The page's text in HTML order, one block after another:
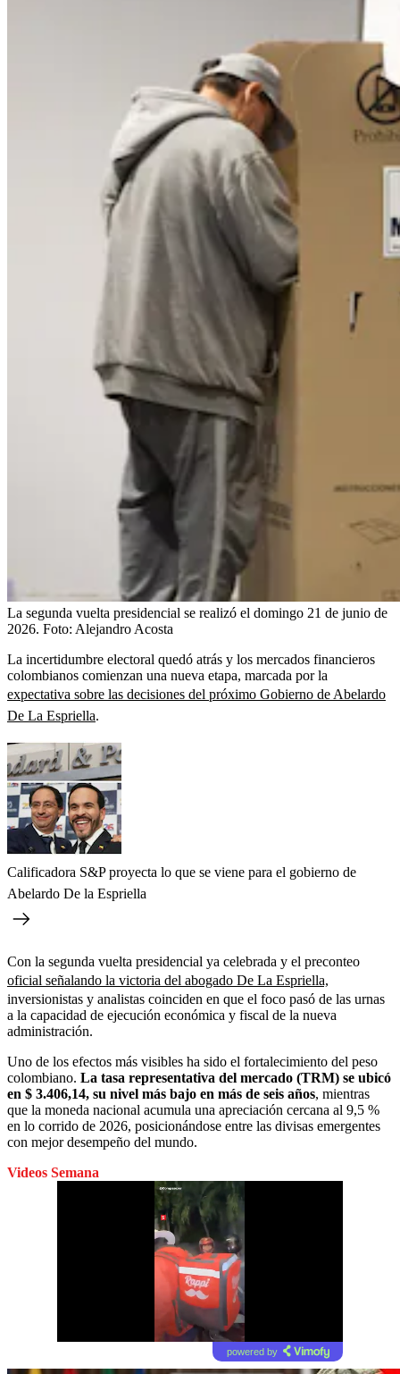
La segunda vuelta presidencial se realizó el domingo 21 de junio de
2026. Foto: Alejandro Acosta
La incertidumbre electoral quedó atrás y los mercados financieros
colombianos comienzan una nueva etapa, marcada por la
expectativa sobre las decisiones del próximo Gobierno de Abelardo
De La Espriella.
Calificadora S&P proyecta lo que se viene para el gobierno de
Abelardo De la Espriella
Con la segunda vuelta presidencial ya celebrada y el preconteo
oficial señalando la victoria del abogado De La Espriella,
inversionistas y analistas coinciden en que el foco pasó de las urnas
a la capacidad de ejecución económica y fiscal de la nueva
administración.
Uno de los efectos más visibles ha sido el fortalecimiento del peso
colombiano. La tasa representativa del mercado (TRM) se ubicó
en $ 3.406,14, su nivel más bajo en más de seis años, mientras
que la moneda nacional acumula una apreciación cercana al 9,5 %
en lo corrido de 2026, posicionándose entre las divisas emergentes
con mejor desempeño del mundo.
Videos Semana
powered by